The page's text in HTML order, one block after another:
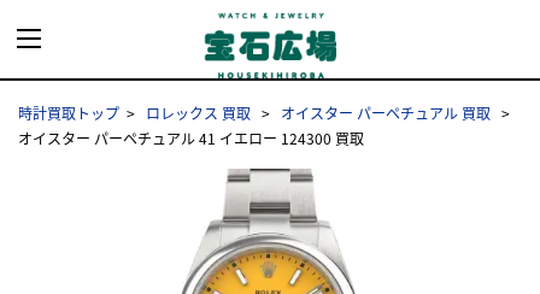
時計買取トップ ロレックス 買取
オイスター パーペチュアル 買取
オイスター パーペチュアル 41 イエロー 124300 買取